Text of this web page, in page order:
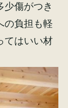
少傷がつき
の負担も軽
てはいい材